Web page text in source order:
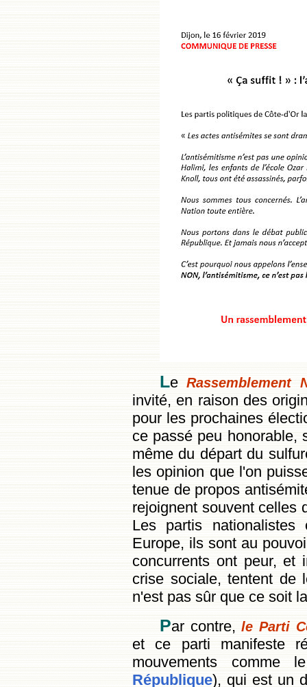
Le Rassemblement
invité, en raison des
pour les prochaines
ce passé peu honorable,
même du départ du
les opinion que l'on
tenue de propos
rejoignent souvent celles
Les partis
Europe, ils sont au
concurrents ont peur, et
crise sociale, tentent de
n'est pas sûr que ce soit
Par contre,le Parti
et ce parti manifeste
mouvements comme
République), qui est un